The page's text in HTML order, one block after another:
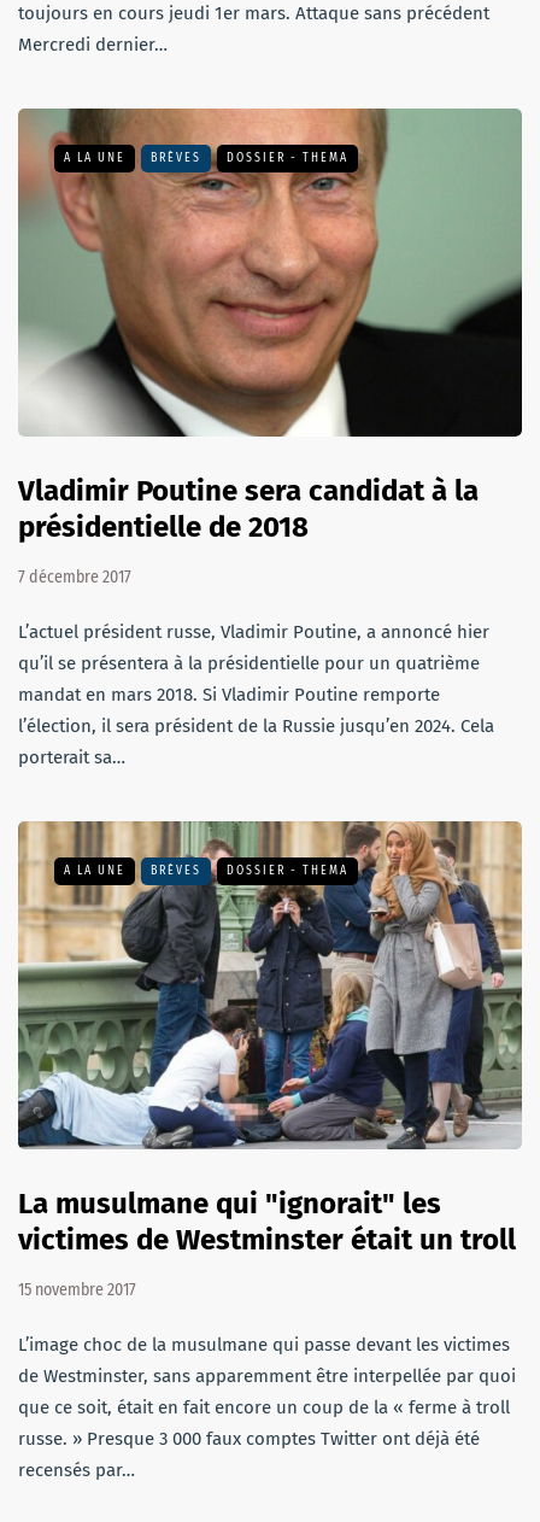
toujours en cours jeudi 1er mars. Attaque sans précédent
Mercredi dernier…
A LA UNE BRÈVES DOSSIER - THEMA
Vladimir Poutine sera candidat à la
présidentielle de 2018
7 décembre 2017
L’actuel président russe, Vladimir Poutine, a annoncé hier
qu’il se présentera à la présidentielle pour un quatrième
mandat en mars 2018. Si Vladimir Poutine remporte
l’élection, il sera président de la Russie jusqu’en 2024. Cela
porterait sa…
A LA UNE BRÈVES DOSSIER - THEMA
La musulmane qui "ignorait" les
victimes de Westminster était un troll
15 novembre 2017
L’image choc de la musulmane qui passe devant les victimes
de Westminster, sans apparemment être interpellée par quoi
que ce soit, était en fait encore un coup de la « ferme à troll
russe. » Presque 3 000 faux comptes Twitter ont déjà été
recensés par…